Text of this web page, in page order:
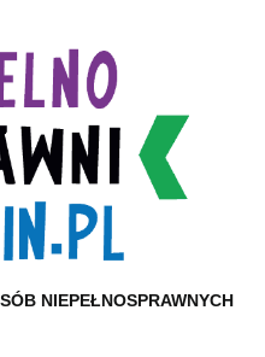
NIEPEŁNOSPRAWNYCH